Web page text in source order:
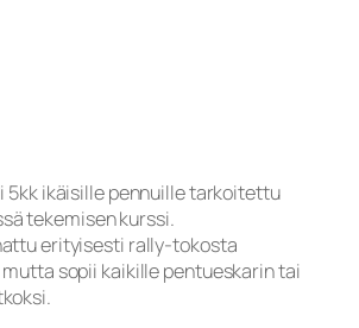
5kk ikäisille pennuille tarkoitettu
tekemisen kurssi.
erityisesti rally-tokosta
sopii kaikille pentueskarin tai